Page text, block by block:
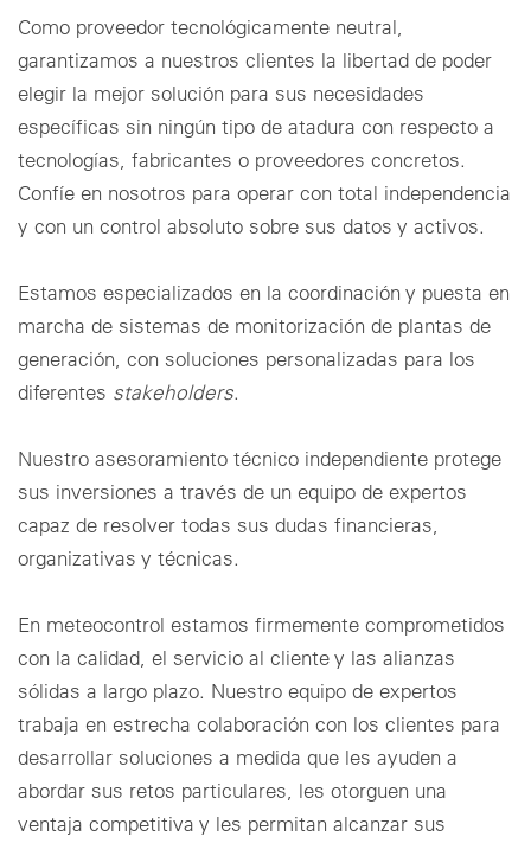
Como proveedor tecnológicamente neutral,
garantizamos a nuestros clientes la libertad de poder
elegir la mejor solución para sus necesidades
específicas sin ningún tipo de atadura con respecto a
tecnologías, fabricantes o proveedores concretos.
Confíe en nosotros para operar con total independencia
y con un control absoluto sobre sus datos y activos.
Estamos especializados en la coordinación y puesta en
marcha de sistemas de monitorización de plantas de
generación, con soluciones personalizadas para los
diferentes stakeholders.
Nuestro asesoramiento técnico independiente protege
sus inversiones a través de un equipo de expertos
capaz de resolver todas sus dudas financieras,
organizativas y técnicas.
En meteocontrol estamos firmemente comprometidos
con la calidad, el servicio al cliente y las alianzas
sólidas a largo plazo. Nuestro equipo de expertos
trabaja en estrecha colaboración con los clientes para
desarrollar soluciones a medida que les ayuden a
abordar sus retos particulares, les otorguen una
ventaja competitiva y les permitan alcanzar sus